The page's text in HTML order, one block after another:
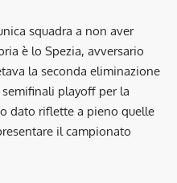
squadra a non aver
è lo Spezia, avversario
la seconda eliminazione
playoff per la
dato riflette a pieno quelle
il campionato